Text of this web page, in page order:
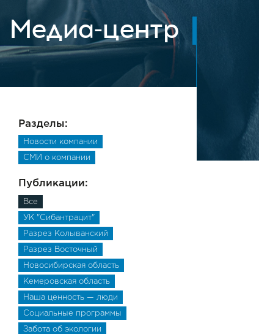
Медиа-центр
Разделы:
Новости компании
СМИ о компании
Публикации:
Все
УК "Сибантрацит"
Разрез Колыванский
Разрез Восточный
Новосибирская область
Кемеровская область
Наша ценность — люди
Социальные программы
Забота об экологии